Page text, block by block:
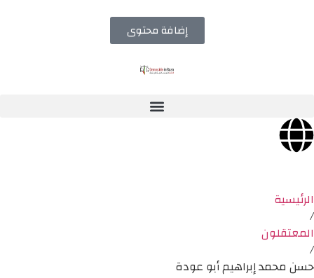
إضافة محتوى
الرئيسية
/
المعتقلون
/
حسن محمد إبراهيم أبو عودة